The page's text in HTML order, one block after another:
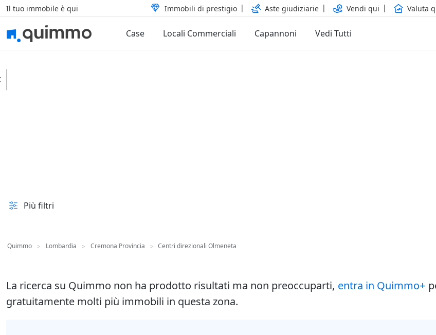
Il tuo immobile è qui Immobili di prestigio Aste giudiziarie Vendi qui Valuta
Case Locali Commerciali Capannoni Vedi Tutti
Più filtri
Quimmo > Lombardia > Cremona Provincia > Centri direzionali Olmeneta
La ricerca su Quimmo non ha prodotto risultati ma non preoccuparti, entra in Quimmo+
gratuitamente molti più immobili in questa zona.